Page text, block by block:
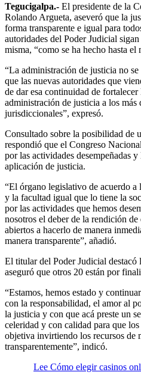
Tegucigalpa.- El presidente de la
Rolando Argueta, aseveró que la
forma transparente e igual para
autoridades del Poder Judicial
misma, “como se ha hecho hasta el
“La administración de justicia no
que las nuevas autoridades que
de dar esa continuidad de
administración de justicia a los más
jurisdiccionales”, expresó.
Consultado sobre la posibilidad de
respondió que el Congreso
por las actividades desempeñadas
aplicación de justicia.
“El órgano legislativo de acuerdo
y la facultad igual que lo tiene la
por las actividades que hemos
nosotros el deber de la rendición de
abiertos a hacerlo de manera
manera transparente”, añadió.
El titular del Poder Judicial
aseguró que otros 20 están por
“Estamos, hemos estado y
con la responsabilidad, el amor al
la justicia y con que acá preste un
celeridad y con calidad para que los
objetiva invirtiendo los recursos de
transparentemente”, indicó.
Lee Cómo elegir casinos